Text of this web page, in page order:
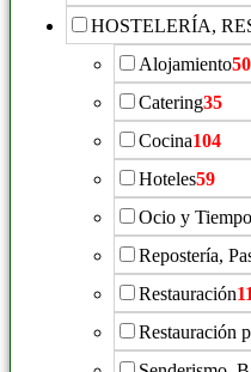
HOSTELERÍA,
Alojamiento50
Catering35
Cocina104
Hoteles59
Ocio y
Repostería,
Restauración
Restauración